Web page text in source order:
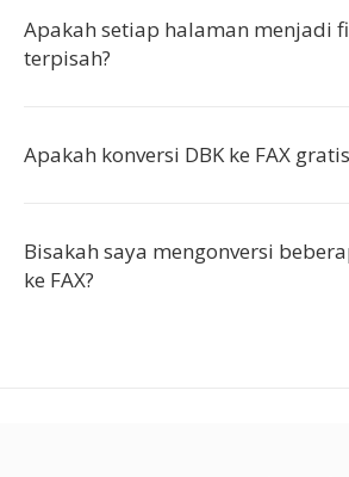
Apakah setiap halaman menjadi
terpisah?
Apakah konversi DBK ke FAX
Bisakah saya mengonversi
ke FAX?